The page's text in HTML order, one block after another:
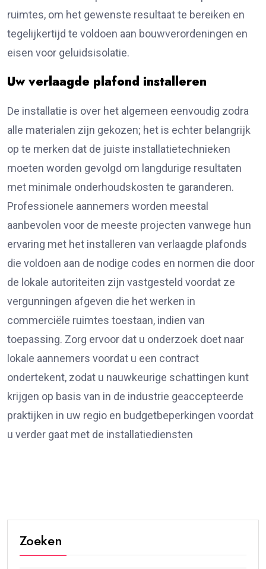
ruimtes, om het gewenste resultaat te bereiken en
tegelijkertijd te voldoen aan bouwverordeningen en
eisen voor geluidsisolatie.
Uw verlaagde plafond installeren
De installatie is over het algemeen eenvoudig zodra
alle materialen zijn gekozen; het is echter belangrijk
op te merken dat de juiste installatietechnieken
moeten worden gevolgd om langdurige resultaten
met minimale onderhoudskosten te garanderen.
Professionele aannemers worden meestal
aanbevolen voor de meeste projecten vanwege hun
ervaring met het installeren van verlaagde plafonds
die voldoen aan de nodige codes en normen die door
de lokale autoriteiten zijn vastgesteld voordat ze
vergunningen afgeven die het werken in
commerciële ruimtes toestaan, indien van
toepassing. Zorg ervoor dat u onderzoek doet naar
lokale aannemers voordat u een contract
ondertekent, zodat u nauwkeurige schattingen kunt
krijgen op basis van in de industrie geaccepteerde
praktijken in uw regio en budgetbeperkingen voordat
u verder gaat met de installatiediensten
Zoeken